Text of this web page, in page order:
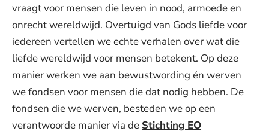
vraagt voor mensen die leven in nood, armoede en
onrecht wereldwijd. Overtuigd van Gods liefde voor
iedereen vertellen we echte verhalen over wat die
liefde wereldwijd voor mensen betekent. Op deze
manier werken we aan bewustwording én werven
we fondsen voor mensen die dat nodig hebben. De
fondsen die we werven, besteden we op een
verantwoorde manier via de Stichting EO